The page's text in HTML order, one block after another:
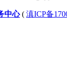
中心( 滇ICP备